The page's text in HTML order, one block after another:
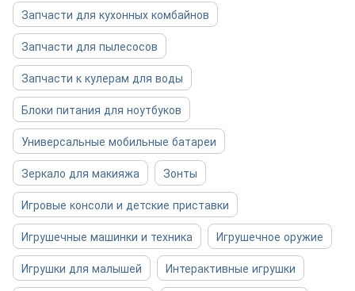
Запчасти для кухонных комбайнов
Запчасти для пылесосов
Запчасти к кулерам для воды
Блоки питания для ноутбуков
Универсальные мобильные батареи
Зеркало для макияжа
Зонты
Игровые консоли и детские приставки
Игрушечные машинки и техника
Игрушечное оружие
Игрушки для малышей
Интерактивные игрушки